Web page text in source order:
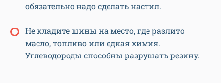
обязательно надо сделать настил.
Не кладите шины на место, где разлито
масло, топливо или едкая химия.
Углеводороды способны разрушать резину.